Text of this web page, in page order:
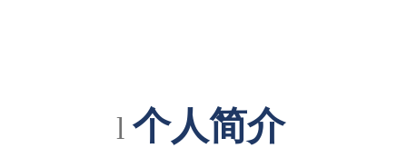
l 个人简介